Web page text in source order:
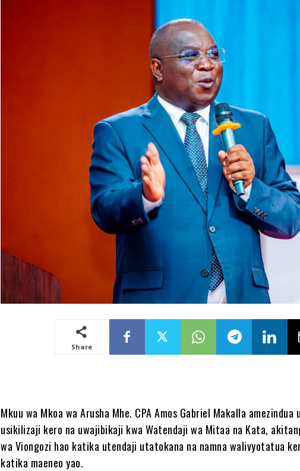
Share
Mkuu wa Mkoa wa Arusha Mhe. CPA Amos Gabriel Makalla
usikilizaji kero na uwajibikaji kwa Watendaji wa Mitaa na Kata,
wa Viongozi hao katika utendaji utatokana na namna walivyotatua
katika maeneo yao.